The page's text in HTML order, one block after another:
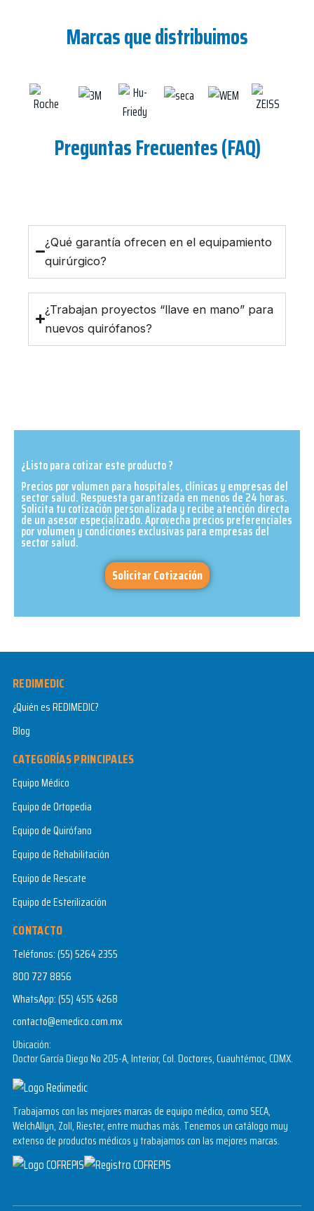
Marcas que distribuimos
Preguntas Frecuentes (FAQ)
¿Qué garantía ofrecen en el equipamiento
quirúrgico?
¿Trabajan proyectos “llave en mano” para
nuevos quirófanos?
¿Listo para cotizar este producto ?
Precios por volumen para hospitales, clínicas y empresas del
sector salud. Respuesta garantizada en menos de 24 horas.
Solicita tu cotización personalizada y recibe atención directa
de un asesor especializado. Aprovecha precios preferenciales
por volumen y condiciones exclusivas para empresas del
sector salud.​
Solicitar Cotización
REDIMEDIC
¿Quién es REDIMEDIC?
Blog
CATEGORÍAS PRINCIPALES
Equipo Médico
Equipo de Ortopedia
Equipo de Quirófano
Equipo de Rehabilitación
Equipo de Rescate
Equipo de Esterilización
CONTACTO
Teléfonos:(55) 5264 2355
800 727 8856
WhatsApp:(55) 4515 4268
contacto@emedico.com.mx
Ubicación:
Doctor García Diego No 205-A, Interior, Col. Doctores, Cuauhtémoc, CDMX.
Trabajamos con las mejores marcas de equipo médico, como SECA,
WelchAllyn, Zoll, Riester, entre muchas más. Tenemos un catálogo muy
extenso de productos médicos y trabajamos con las mejores marcas.